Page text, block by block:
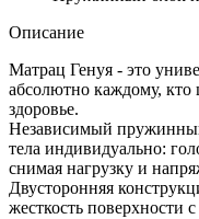
Описание
Матрац Генуя - это
абсолютно каждому, кто
здоровье.
Независимый
тела индивидуально:
снимая нагрузку и
Двусторонняя
жесткость поверхности